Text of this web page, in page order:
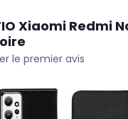
Xiaomi Redmi
le premier avis